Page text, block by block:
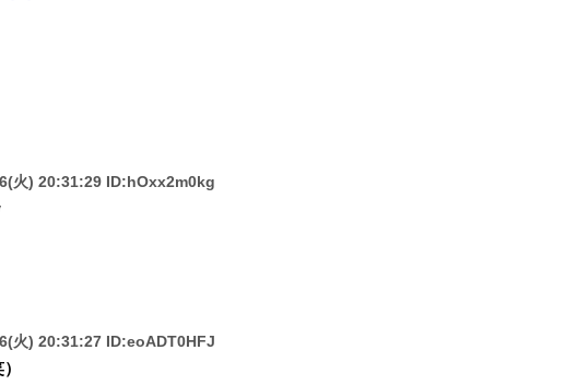
火) 20:31:29 ID:hOxx2m0kg
火) 20:31:27 ID:eoADT0HFJ